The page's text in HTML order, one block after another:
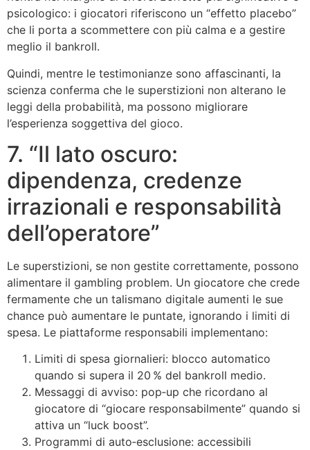
psicologico: i giocatori riferiscono un “effetto placebo”
che li porta a scommettere con più calma e a gestire
meglio il bankroll.
Quindi, mentre le testimonianze sono affascinanti, la
scienza conferma che le superstizioni non alterano le
leggi della probabilità, ma possono migliorare
l’esperienza soggettiva del gioco.
7. “Il lato oscuro:
dipendenza, credenze
irrazionali e responsabilità
dell’operatore”
Le superstizioni, se non gestite correttamente, possono
alimentare il gambling problem. Un giocatore che crede
fermamente che un talismano digitale aumenti le sue
chance può aumentare le puntate, ignorando i limiti di
spesa. Le piattaforme responsabili implementano:
Limiti di spesa giornalieri: blocco automatico
quando si supera il 20 % del bankroll medio.
Messaggi di avviso: pop‑up che ricordano al
giocatore di “giocare responsabilmente” quando si
attiva un “luck boost”.
Programmi di auto‑esclusione: accessibili